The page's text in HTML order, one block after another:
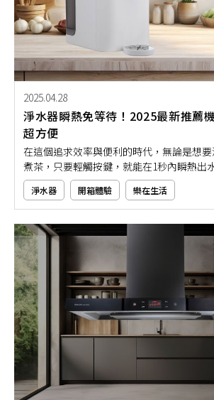
2025.04.28
淨水器瞬熱免等待！2025最新推薦
超方便
在這個追求效率與便利的時代，無論是想
煮茶，只要輕觸按鍵，就能在1秒內瞬熱出
廚房不可或缺的智慧家電。且瞬熱式淨水器
的特色，不僅免除漫長等待，更可結合多重
你喝下的每一口水都純淨又安心。但市面
究竟該如何挑選？就讓專家用本文推薦給
淨水器 開箱體驗 樂在生活